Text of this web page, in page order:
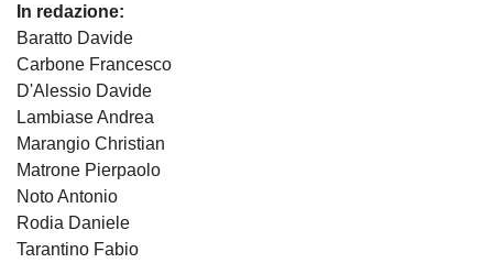
In redazione:
Baratto Davide
Carbone Francesco
D'Alessio Davide
Lambiase Andrea
Marangio Christian
Matrone Pierpaolo
Noto Antonio
Rodia Daniele
Tarantino Fabio